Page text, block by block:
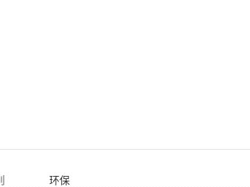
环保